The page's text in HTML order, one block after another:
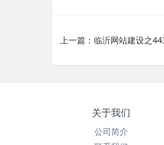
上一篇：临沂网站建设之
关于我们
公司简介